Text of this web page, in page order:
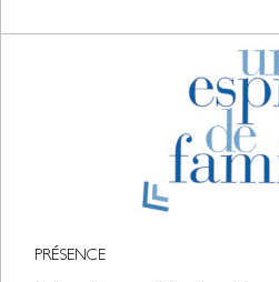
PRÉSENCE